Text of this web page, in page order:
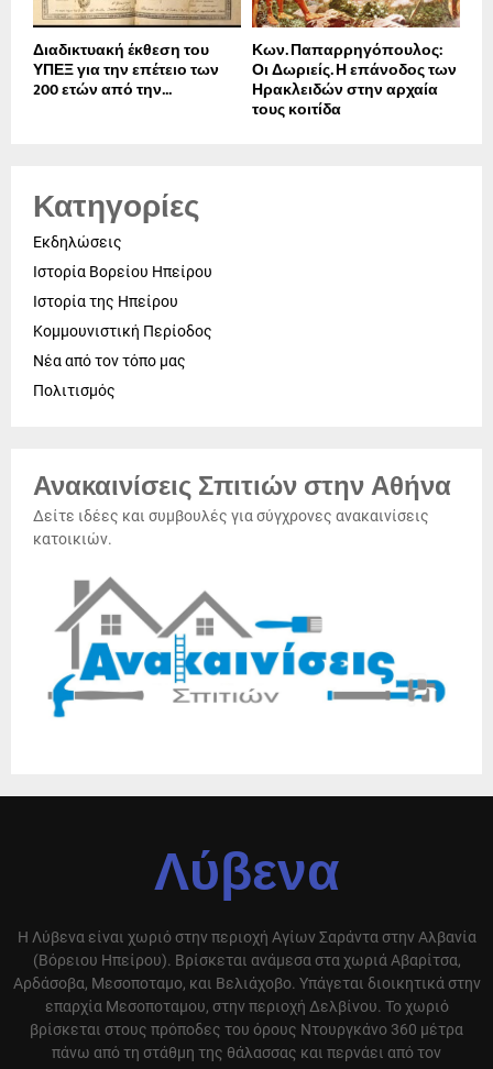
Διαδικτυακή έκθεση του
ΥΠΕΞ για την επέτειο των
200 ετών από την...
Κων. Παπαρρηγόπουλος:
Οι Δωριείς. Η επάνοδος των
Ηρακλειδών στην αρχαία
τους κοιτίδα
Κατηγορίες
Εκδηλώσεις
Ιστορία Βορείου Ηπείρου
Ιστορία της Ηπείρου
Κομμουνιστική Περίοδος
Νέα από τον τόπο μας
Πολιτισμός
Ανακαινίσεις Σπιτιών στην Αθήνα
Δείτε ιδέες και συμβουλές για σύγχρονες ανακαινίσεις
κατοικιών.
Λύβενα
Η Λύβενα είναι χωριό στην περιοχή Αγίων Σαράντα στην Αλβανία
(Βόρειου Ηπείρου). Βρίσκεται ανάμεσα στα χωριά Αβαρίτσα,
Αρδάσοβα, Μεσοποταμο, και Βελιάχοβο. Υπάγεται διοικητικά στην
επαρχία Μεσοποταμου, στην περιοχή Δελβίνου. Το χωριό
βρίσκεται στους πρόποδες του όρους Ντουργκάνο 360 μέτρα
πάνω από τη στάθμη της θάλασσας και περνάει από τον